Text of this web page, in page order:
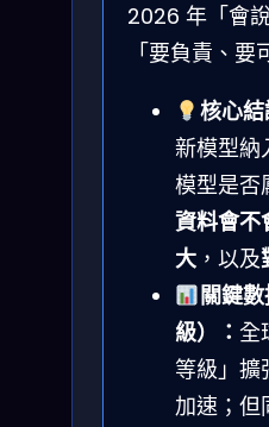
2026 年「會
「要負責、
核心結
新模型納
模型是否
資料會不
大 ，以及
關鍵
級）： 全
等級」擴
加速；但